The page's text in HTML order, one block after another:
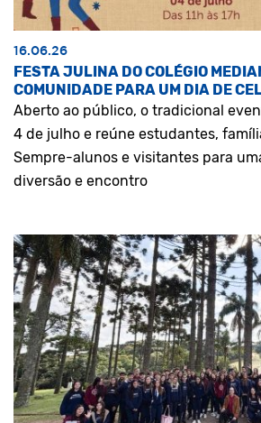
16.06.26
FESTA JULINA DO COLÉGIO
COMUNIDADE PARA UM DIA DE
Aberto ao público, o tradicional
4 de julho e reúne estudantes,
Sempre-alunos e visitantes para
diversão e encontro